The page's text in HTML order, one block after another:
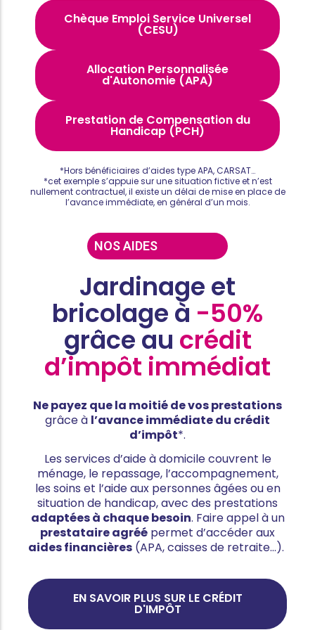
Chèque Emploi Service Universel
(CESU)
Allocation Personnalisée
d'Autonomie (APA)
Prestation de Compensation du
Handicap (PCH)
*Hors bénéficiaires d’aides type APA, CARSAT…
*cet exemple s’appuie sur une situation fictive et n’est
nullement contractuel, il existe un délai de mise en place de
l’avance immédiate, en général d’un mois.
NOS AIDES
Jardinage et
bricolage à -50%
grâce au crédit
d’impôt immédiat
Ne payez que la moitié de vos prestations
grâce à l’avance immédiate du crédit
d’impôt*.
Les services d’aide à domicile couvrent le
ménage, le repassage, l’accompagnement,
les soins et l’aide aux personnes âgées ou en
situation de handicap, avec des prestations
adaptées à chaque besoin. Faire appel à un
prestataire agréé permet d’accéder aux
aides financières (APA, caisses de retraite…).
EN SAVOIR PLUS SUR LE CRÉDIT
D'IMPÔT